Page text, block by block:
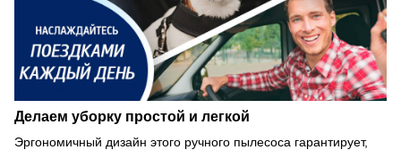
Делаем уборку простой и легкой
Эргономичный дизайн этого ручного пылесоса гарантирует,